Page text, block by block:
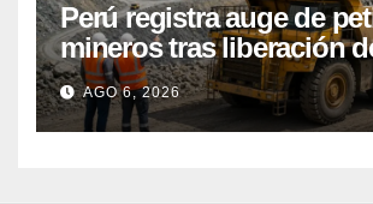
Perú registra auge de
mineros tras liberación
de mil concesiones para
cobre y oro
AGO 6, 2026